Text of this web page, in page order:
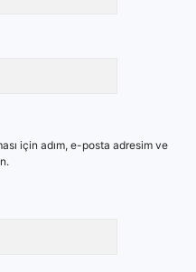
için adım, e-posta adresim ve